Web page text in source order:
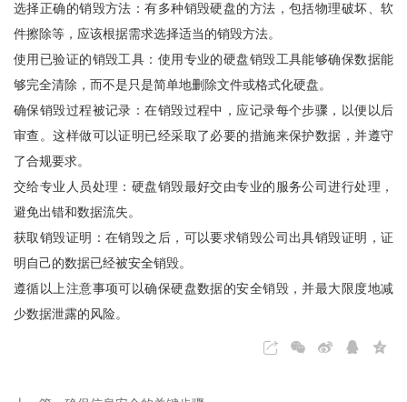
选择正确的销毁方法：有多种销毁硬盘的方法，包括物理破坏、软
件擦除等，应该根据需求选择适当的销毁方法。
使用已验证的销毁工具：使用专业的硬盘销毁工具能够确保数据能
够完全清除，而不是只是简单地删除文件或格式化硬盘。
确保销毁过程被记录：在销毁过程中，应记录每个步骤，以便以后
审查。这样做可以证明已经采取了必要的措施来保护数据，并遵守
了合规要求。
交给专业人员处理：硬盘销毁最好交由专业的服务公司进行处理，
避免出错和数据流失。
获取销毁证明：在销毁之后，可以要求销毁公司出具销毁证明，证
明自己的数据已经被安全销毁。
遵循以上注意事项可以确保硬盘数据的安全销毁，并最大限度地减
少数据泄露的风险。